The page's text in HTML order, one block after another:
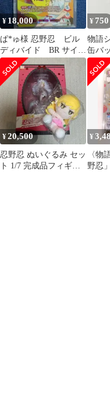
¥ 18,000
ぱ*ゅ様 忍野忍 ビル
ディバイド BR サイ
ン 化物語 物語 生
涯のパートナー
¥ 750
物語
缶バ
ド ア
ダー
¥20,500
忍野忍 ぬいぐるみ セッ
ト 1/7 完成品フィギュ
¥
〈物
野忍